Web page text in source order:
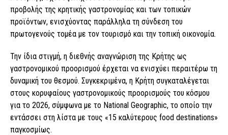
προβολής της κρητικής γαστρονομίας και των τοπικών
προϊόντων, ενισχύοντας παράλληλα τη σύνδεση του
πρωτογενούς τομέα με τον τουρισμό και την τοπική οικονομία.
Την ίδια στιγμή, η διεθνής αναγνώριση της Κρήτης ως
γαστρονομικού προορισμού έρχεται να ενισχύει περαιτέρω τη
δυναμική του θεσμού. Συγκεκριμένα, η Κρήτη συγκαταλέγεται
στους κορυφαίους γαστρονομικούς προορισμούς του κόσμου
για το 2026, σύμφωνα με το National Geographic, το οποίο την
εντάσσει στη λίστα με τους «15 καλύτερους food destinations»
παγκοσμίως.